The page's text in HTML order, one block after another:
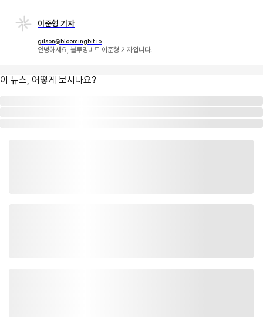
이준형 기자
gilson@bloomingbit.io
안녕하세요, 블루밍비트 이준형 기자입니다.
이 뉴스, 어떻게 보시나요?